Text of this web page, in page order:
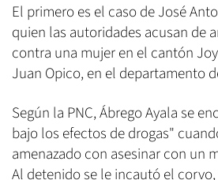
El primero es el caso de José
quien las autoridades acusan de
contra una mujer en el cantón
Juan Opico, en el departamento
Según la PNC, Ábrego Ayala se
bajo los efectos de drogas"
amenazado con asesinar con un
Al detenido se le incautó el